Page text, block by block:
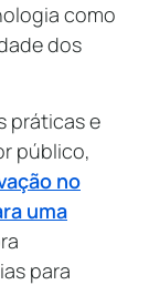
como
dos
práticas e
público,
no
uma
para